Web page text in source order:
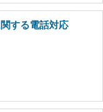
する電話対応